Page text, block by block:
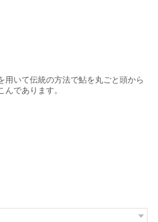
用いて伝統の方法で鮎を丸ごと頭から
んであります。